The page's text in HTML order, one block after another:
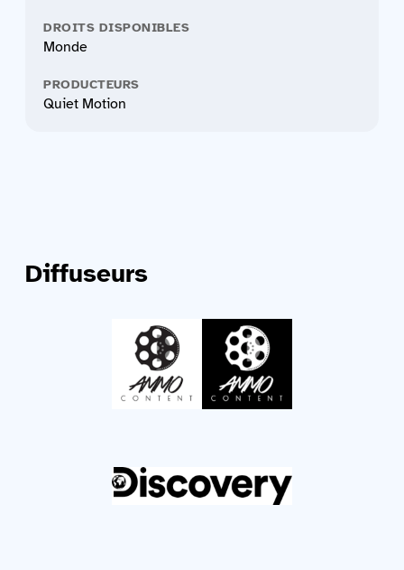
DROITS DISPONIBLES
Monde
PRODUCTEURS
Quiet Motion
Diffuseurs